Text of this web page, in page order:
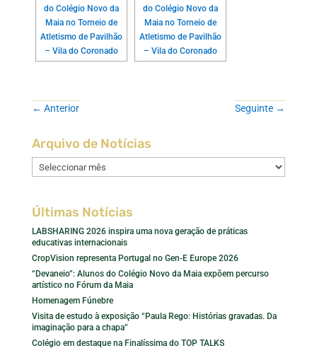
← Anterior Seguinte →
Arquivo de Notícias
Arquivo
de
Últimas Notícias
LABSHARING 2026 inspira uma nova geração de práticas
educativas internacionais
CropVision representa Portugal no Gen-E Europe 2026
“Devaneio”: Alunos do Colégio Novo da Maia expõem percurso
artístico no Fórum da Maia
Homenagem Fúnebre
Visita de estudo à exposição “Paula Rego: Histórias gravadas. Da
imaginação para a chapa”
Colégio em destaque na Finalíssima do TOP TALKS